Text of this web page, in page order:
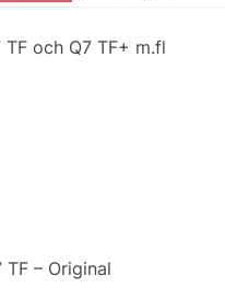
och Q7 TF+ m.fl
– Original